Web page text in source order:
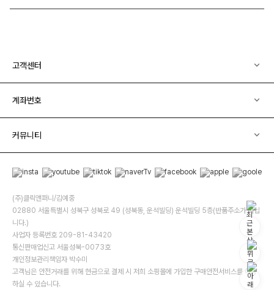
고객센터
계좌번호
커뮤니티
(주)클릭앤퍼니/김예중
02880 서울특별시 성북구 성북로 49 (성북동, 운석빌딩) 운석빌딩 5층(반품주소가 아닙
니다.)
사업자 등록번호 209-81-43420
통신판매업신고 서울성북-0073호
개인정보관리책임자 박수미
고객님은 안전거래를 위해 현금으로 결제 시 저희 소핑몰에 가입한 구매안전서비스를 이용
하실 수 있습니다.